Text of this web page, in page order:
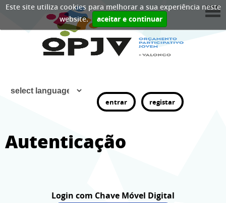
Este site utiliza cookies para melhorar a sua experiência neste
website.
aceitar e continuar
registar
entrar
Autenticação
Login com Chave Móvel Digital